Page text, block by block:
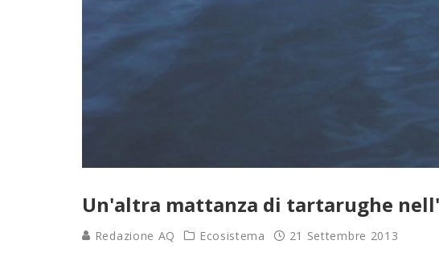
Un'altra mattanza di tartarughe
Redazione AQ Ecosistema 21 Settembre 2013